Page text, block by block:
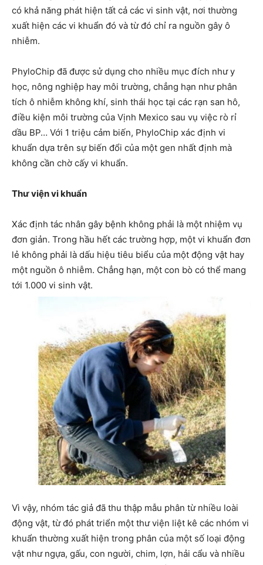
có khả năng phát hiện tất cả các vi sinh vật, nơi thường
xuất hiện các vi khuẩn đó và từ đó chỉ ra nguồn gây ô
nhiễm.
PhyloChip đã được sử dụng cho nhiều mục đích như y
học, nông nghiệp hay môi trường, chẳng hạn như phân
tích ô nhiễm không khí, sinh thái học tại các rạn san hô,
điều kiện môi trường của Vịnh Mexico sau vụ việc rò rỉ
dầu BP… Với 1 triệu cảm biến, PhyloChip xác định vi
khuẩn dựa trên sự biến đổi của một gen nhất định mà
không cần chờ cấy vi khuẩn.
Thư viện vi khuẩn
Xác định tác nhân gây bệnh không phải là một nhiệm vụ
đơn giản. Trong hầu hết các trường hợp, một vi khuẩn đơn
lẻ không phải là dấu hiệu tiêu biểu của một động vật hay
một nguồn ô nhiễm. Chẳng hạn, một con bò có thể mang
tới 1.000 vi sinh vật.
Vì vậy, nhóm tác giả đã thu thập mẫu phân từ nhiều loài
động vật, từ đó phát triển một thư viện liệt kê các nhóm vi
khuẩn thường xuất hiện trong phân của một số loại động
vật như ngựa, gấu, con người, chim, lợn, hải cẩu và nhiều